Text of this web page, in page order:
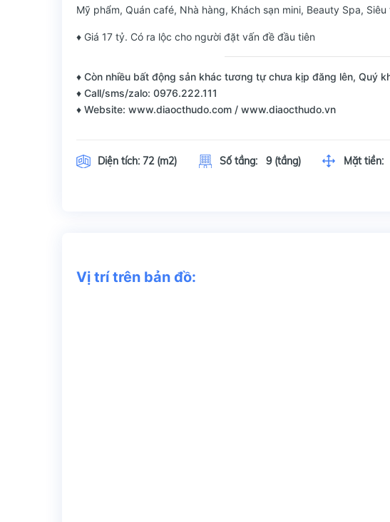
Mỹ phẩm, Quán café, Nhà hàng, Khách sạn mini, Beauty Spa,
♦ Giá 17 tỷ. Có ra lộc cho người đặt vấn đề đầu tiên
♦ Còn nhiều bất động sản khác tương tự chưa kịp đăng lên, Quý
♦ Call/sms/zalo: 0976.222.111
♦ Website: www.diaocthudo.com / www.diaocthudo.vn
Diện tích: 72 (m2) Số tầng: 9 (tầng) Mặt tiền:
Vị trí trên bản đồ: